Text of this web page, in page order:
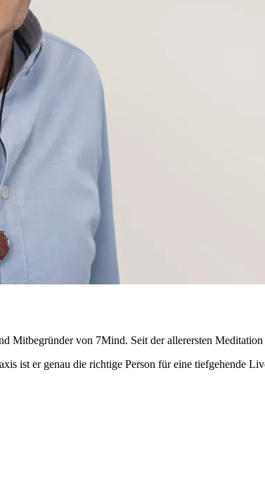
Mitbegründer von 7Mind. Seit der allerersten
ist er genau die richtige Person für eine tiefgehende